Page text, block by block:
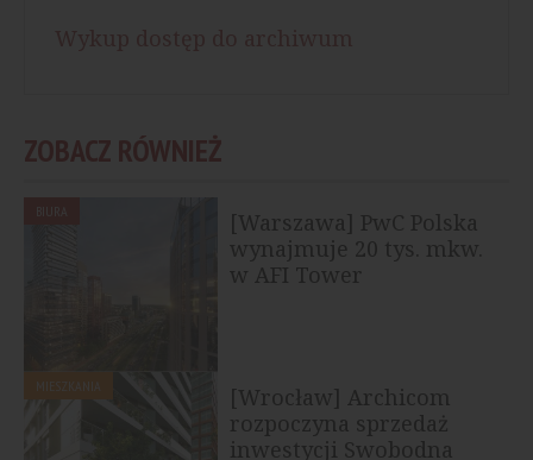
ZOBACZ RÓWNIEŻ
[Warszawa] PwC Polska
wynajmuje 20 tys. mkw.
w AFI Tower
[Wrocław] Archicom
rozpoczyna sprzedaż
inwestycji Swobodna